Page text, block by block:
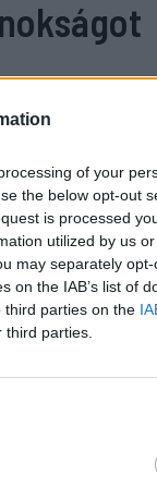
of your
the below opt-out
is processed
utilized by us
may separately
on the IAB’s list of
third parties on the
parties.
letették, hiszen
az összes
tartanak
gondolom,
és
rendeznek egy